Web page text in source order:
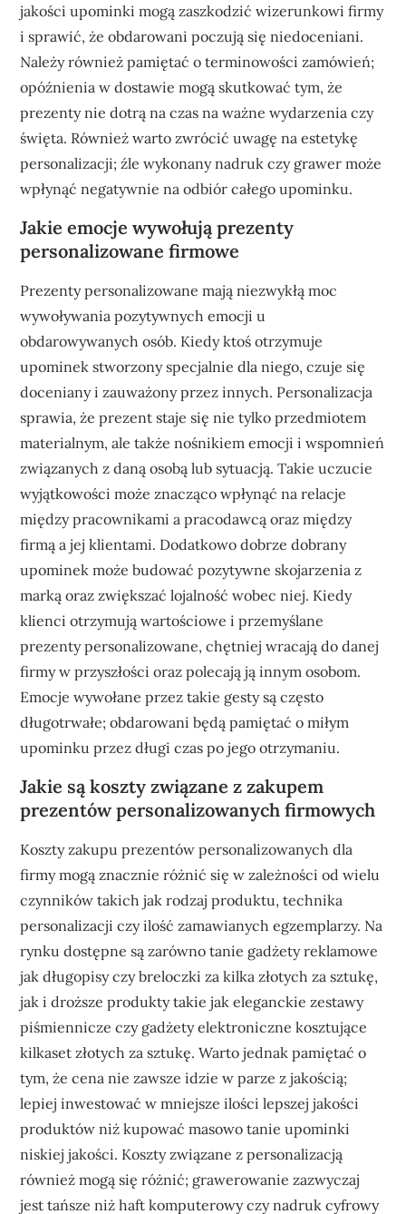
jakości upominki mogą zaszkodzić wizerunkowi firmy
i sprawić, że obdarowani poczują się niedoceniani.
Należy również pamiętać o terminowości zamówień;
opóźnienia w dostawie mogą skutkować tym, że
prezenty nie dotrą na czas na ważne wydarzenia czy
święta. Również warto zwrócić uwagę na estetykę
personalizacji; źle wykonany nadruk czy grawer może
wpłynąć negatywnie na odbiór całego upominku.
Jakie emocje wywołują prezenty
personalizowane firmowe
Prezenty personalizowane mają niezwykłą moc
wywoływania pozytywnych emocji u
obdarowywanych osób. Kiedy ktoś otrzymuje
upominek stworzony specjalnie dla niego, czuje się
doceniany i zauważony przez innych. Personalizacja
sprawia, że prezent staje się nie tylko przedmiotem
materialnym, ale także nośnikiem emocji i wspomnień
związanych z daną osobą lub sytuacją. Takie uczucie
wyjątkowości może znacząco wpłynąć na relacje
między pracownikami a pracodawcą oraz między
firmą a jej klientami. Dodatkowo dobrze dobrany
upominek może budować pozytywne skojarzenia z
marką oraz zwiększać lojalność wobec niej. Kiedy
klienci otrzymują wartościowe i przemyślane
prezenty personalizowane, chętniej wracają do danej
firmy w przyszłości oraz polecają ją innym osobom.
Emocje wywołane przez takie gesty są często
długotrwałe; obdarowani będą pamiętać o miłym
upominku przez długi czas po jego otrzymaniu.
Jakie są koszty związane z zakupem
prezentów personalizowanych firmowych
Koszty zakupu prezentów personalizowanych dla
firmy mogą znacznie różnić się w zależności od wielu
czynników takich jak rodzaj produktu, technika
personalizacji czy ilość zamawianych egzemplarzy. Na
rynku dostępne są zarówno tanie gadżety reklamowe
jak długopisy czy breloczki za kilka złotych za sztukę,
jak i droższe produkty takie jak eleganckie zestawy
piśmiennicze czy gadżety elektroniczne kosztujące
kilkaset złotych za sztukę. Warto jednak pamiętać o
tym, że cena nie zawsze idzie w parze z jakością;
lepiej inwestować w mniejsze ilości lepszej jakości
produktów niż kupować masowo tanie upominki
niskiej jakości. Koszty związane z personalizacją
również mogą się różnić; grawerowanie zazwyczaj
jest tańsze niż haft komputerowy czy nadruk cyfrowy